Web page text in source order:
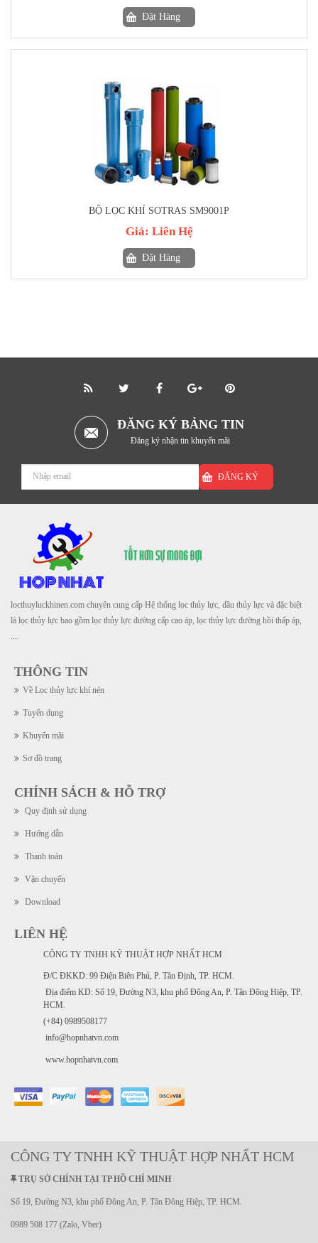
Đặt Hàng
BỘ LỌC KHÍ SOTRAS SM9001P
Giá: Liên Hệ
Đặt Hàng
ĐĂNG KÝ BẢNG TIN
Đăng ký nhận tin khuyến mãi
ĐĂNG KÝ
locthuyluckhinen.com chuyên cung cấp Hệ thống lọc thủy lực, dầu thủy lực và đặc biệt
là lọc thủy lực bao gồm lọc thủy lực đường cấp cao áp, lọc thủy lực đường hồi thấp áp,
THÔNG TIN
Về Lọc thủy lực khí nén
Tuyển dụng
Khuyến mãi
Sơ đồ trang
CHÍNH SÁCH & HỖ TRỢ
Quy định sử dụng
Hướng dẫn
Thanh toán
Vận chuyển
Download
LIÊN HỆ
CÔNG TY TNHH KỸ THUẬT HỢP NHẤT HCM
Đ/C ĐKKD: 99 Điện Biên Phủ, P. Tân Định, TP. HCM.
Địa điểm KD: Số 19, Đường N3, khu phố Đông An, P. Tân Đông Hiệp, TP.
HCM.
(+84) 0989508177
info@hopnhatvn.com
www.hopnhatvn.com
CÔNG TY TNHH KỸ THUẬT HỢP NHẤT HCM
TRỤ SỞ CHÍNH TẠI TP HỒ CHÍ MINH
Số 19, Đường N3, khu phố Đông An, P. Tân Đông Hiệp, TP. HCM.
0989 508 177 (Zalo, Vber)